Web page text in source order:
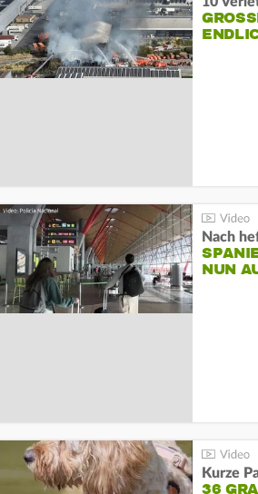
Nach
NUN
Kurze
36